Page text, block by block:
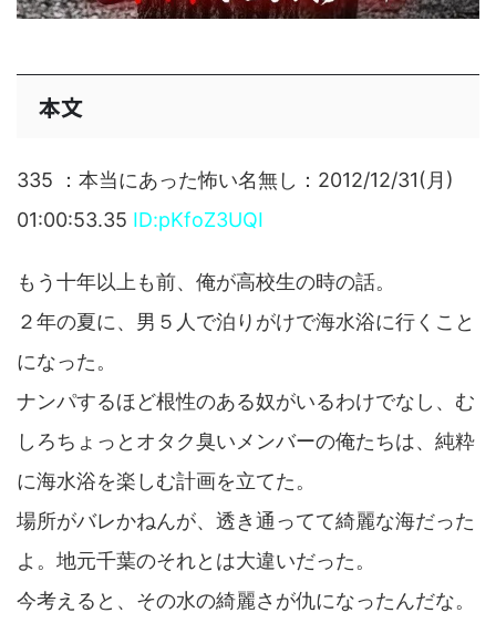
本文
335 ：本当にあった怖い名無し：2012/12/31(月)
01:00:53.35 ID:pKfoZ3UQI
もう十年以上も前、俺が高校生の時の話。
２年の夏に、男５人で泊りがけで海水浴に行くこと
になった。
ナンパするほど根性のある奴がいるわけでなし、む
しろちょっとオタク臭いメンバーの俺たちは、純粋
に海水浴を楽しむ計画を立てた。
場所がバレかねんが、透き通ってて綺麗な海だった
よ。地元千葉のそれとは大違いだった。
今考えると、その水の綺麗さが仇になったんだな。